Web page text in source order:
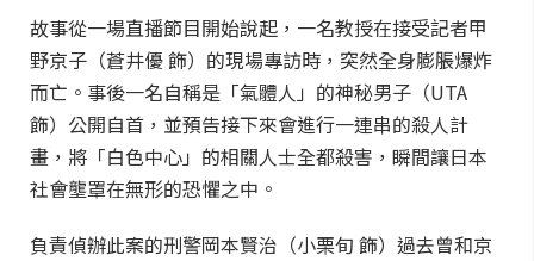
故事從一場直播節目開始說起，一名教授在接受記者甲
野京子（蒼井優 飾）的現場專訪時，突然全身膨脹爆炸
而亡。事後一名自稱是「氣體人」的神秘男子（UTA
飾）公開自首，並預告接下來會進行一連串的殺人計
畫，將「白色中心」的相關人士全都殺害，瞬間讓日本
社會壟罩在無形的恐懼之中。
負責偵辦此案的刑警岡本賢治（小栗旬 飾）過去曾和京